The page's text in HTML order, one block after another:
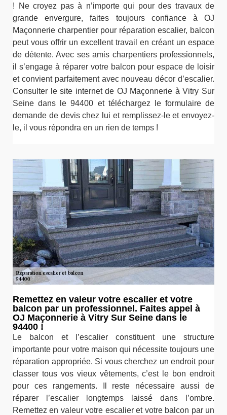
! Ne croyez pas à n’importe qui pour des travaux de
grande envergure, faites toujours confiance à OJ
Maçonnerie charpentier pour réparation escalier, balcon
peut vous offrir un excellent travail en créant un espace
de détente. Avec ses amis charpentiers professionnels,
il s’engage à réparer votre balcon pour espace de loisir
et convient parfaitement avec nouveau décor d’escalier.
Consulter le site internet de OJ Maçonnerie à Vitry Sur
Seine dans le 94400 et téléchargez le formulaire de
demande de devis chez lui et remplissez-le et envoyez-
le, il vous répondra en un rien de temps !
Remettez en valeur votre escalier et votre
balcon par un professionnel. Faites appel à
OJ Maçonnerie à Vitry Sur Seine dans le
94400 !
Le balcon et l’escalier constituent une structure
importante pour votre maison qui nécessite toujours une
réparation appropriée. Si vous cherchez un endroit pour
classer tous vos vieux vêtements, c’est le bon endroit
pour ces rangements. Il reste nécessaire aussi de
réparer l’escalier longtemps laissé dans l’ombre.
Remettez en valeur votre escalier et votre balcon par un